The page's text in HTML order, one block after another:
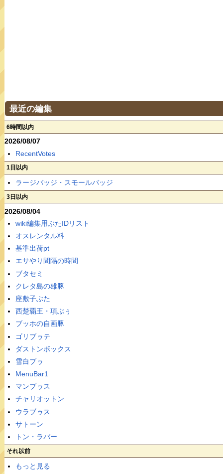
最近の編集
6時間以内
2026/08/07
RecentVotes
1日以内
ラージバッジ・スモールバッジ
3日以内
2026/08/04
wiki編集用ぶたIDリスト
オスレンタル料
基準出荷pt
エサやり間隔の時間
ブタセミ
クレタ島の雄豚
座敷子ぶた
西楚覇王・項ぶぅ
ブッホの自画豚
ゴリブゥテ
ダストンボックス
雪白ブゥ
MenuBar1
マンブゥス
チャリオットン
ウラブゥス
サトーン
トン・ラバー
それ以前
もっと見る